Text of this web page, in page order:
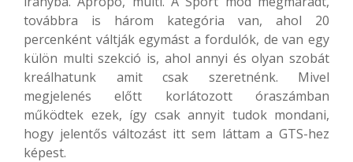
továbbra is három kategória van, ahol 20
percenként váltják egymást a fordulók, de van egy
külön multi szekció is, ahol annyi és olyan szobát
kreálhatunk amit csak szeretnénk. Mivel
megjelenés előtt korlátozott óraszámban
működtek ezek, így csak annyit tudok mondani,
hogy jelentős változást itt sem láttam a GTS-hez
képest.